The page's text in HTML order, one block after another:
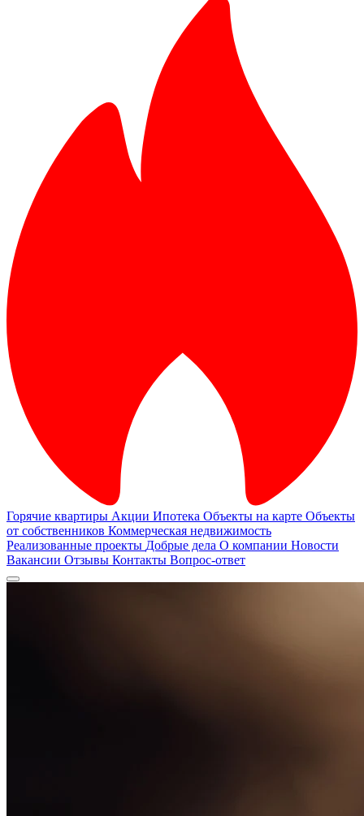
Горячие квартиры Акции Ипотека Объекты на карте Объекты
от собственников Коммерческая недвижимость
Реализованные проекты Добрые дела О компании Новости
Вакансии Отзывы Контакты Вопрос-ответ